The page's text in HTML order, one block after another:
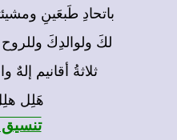
باتحادِ طَبعَينِ
لكَ ولوالدِكَ
ثلاثةُ أقانيم
هَلِل